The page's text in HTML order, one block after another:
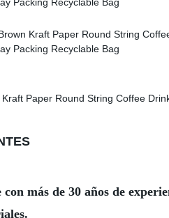
más de 30 años de